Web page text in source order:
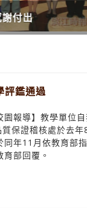
合拍中華大地24
評鑑通過
園報導】教學單位
保證稽核處於去
同年11月依教育部
部回覆。